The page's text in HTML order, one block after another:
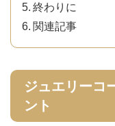
終わりに
関連記事
ジュエリーコ
ント